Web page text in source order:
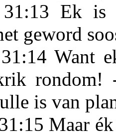
Ek is
geword
Want
rondom!
is van
Maar